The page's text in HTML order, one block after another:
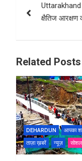
Uttarakhand
क्षैतिज
Related Posts
DEHARDUN आपका
ताज़ा ख़बरें
न्यूज़ सोशल